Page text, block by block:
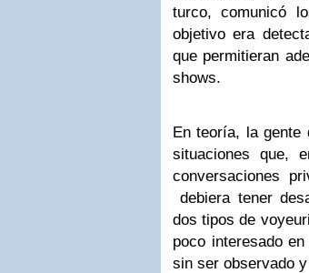
turco, comunicó
objetivo era
que permitieran
shows.
En teoría, la gente
situaciones que,
conversaciones
debiera tener
dos tipos de
poco interesado
sin ser observado